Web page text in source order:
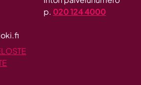
p. 020 124 4000